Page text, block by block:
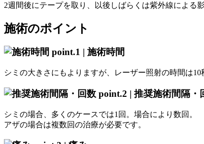
2週間後にテープを取り、以後しばらくは紫外線による
施術のポイント
point.1 | 施術時間
シミの大きさにもよりますが、レーザー照射の時間は10
point.2 | 推奨施術間隔・
シミの場合、多くのケースでは1回。場合により数回。
アザの場合は複数回の治療が必要です。